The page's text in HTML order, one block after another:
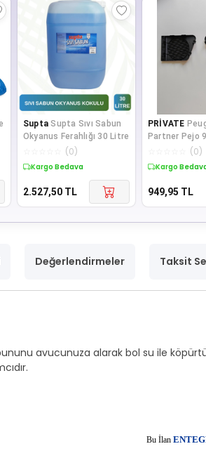
Supta Supta Sıvı Sabun
Okyanus Ferahlığı 30 Litre
(0)
Kargo Bedava
2.527,50 TL
PRİVATE
Partner Pejo
Torpido
Sağ Sol Çift
(0)
Kargo
949,95 TL
Değerlendirmeler Taksit
avucunuza alarak bol su ile
Bu İlan E